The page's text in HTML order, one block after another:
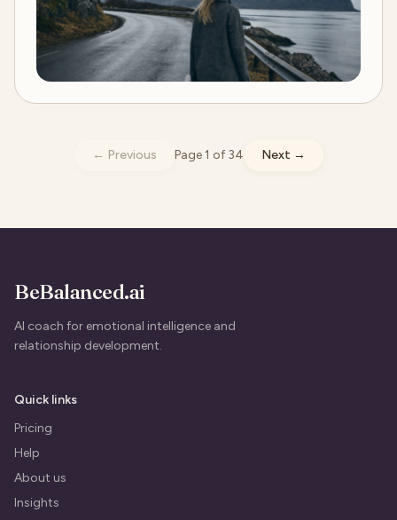
← Previous Page 1 of 34 Next →
BeBalanced.ai
AI coach for emotional intelligence and
relationship development.
Quick links
Pricing
Help
About us
Insights